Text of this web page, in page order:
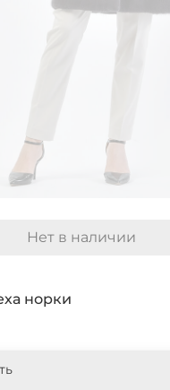
норки
Нет в наличии